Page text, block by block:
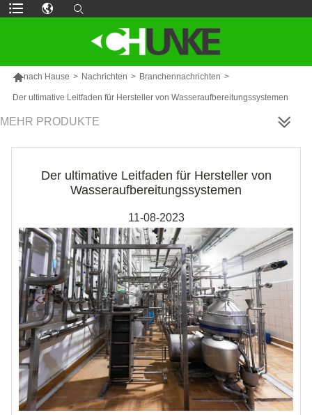
nach Hause > Nachrichten > Branchennachrichten >
Der ultimative Leitfaden für Hersteller von Wasseraufbereitungssystemen
MEHR PRODUKTE
Der ultimative Leitfaden für Hersteller von
Wasseraufbereitungssystemen
11-08-2023